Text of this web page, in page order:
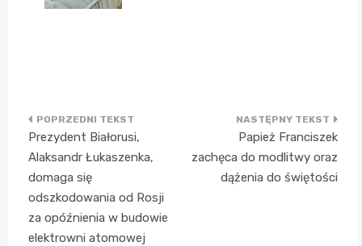
Nawigacja
wpisu
Prezydent Białorusi,
Alaksandr Łukaszenka,
domaga się
odszkodowania od Rosji
za opóźnienia w budowie
elektrowni atomowej
Papież Franciszek
zachęca do modlitwy oraz
dążenia do świętości